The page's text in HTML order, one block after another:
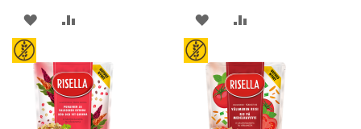
SPARA
ÖNSKELISTAN
JÄMFÖR
SPARA
ÖNSKELISTAN
JÄMFÖR